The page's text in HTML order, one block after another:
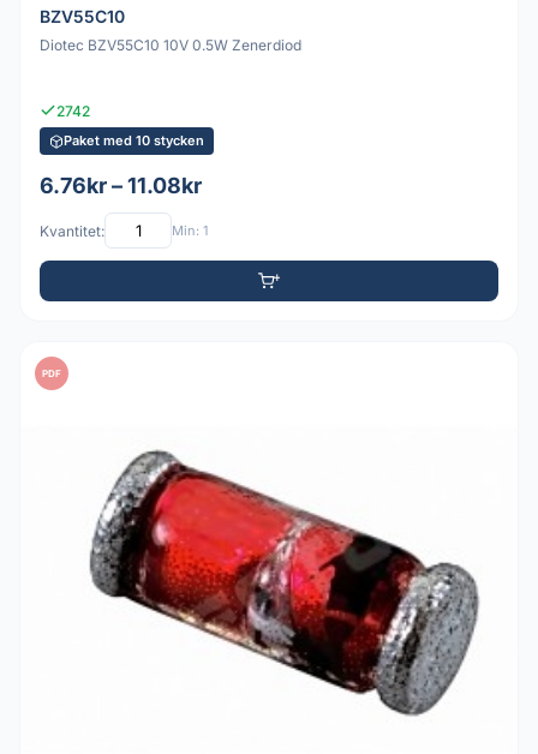
BZV55C10
Diotec BZV55C10 10V 0.5W Zenerdiod
2742
Paket med 10 stycken
6.76kr – 11.08kr
Kvantitet: Min: 1
PDF